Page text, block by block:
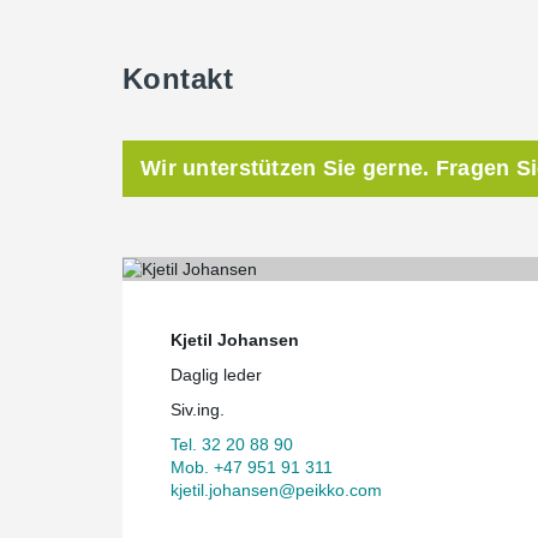
Kontakt
Wir unterstützen Sie gerne. Fragen
Kjetil Johansen
Daglig leder
Siv.ing.
Tel. 32 20 88 90
Mob. +47 951 91 311
kjetil.johansen@peikko.com